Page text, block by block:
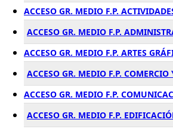
ACCESO GR. MEDIO F.P.
ACCESO GR. MEDIO F.P.
ACCESO GR. MEDIO F.P. ARTES
ACCESO GR. MEDIO F.P.
ACCESO GR. MEDIO F.P.
ACCESO GR. MEDIO F.P.